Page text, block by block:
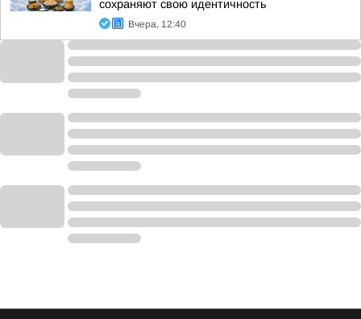
сохраняют свою идентичность
Вчера, 12:40